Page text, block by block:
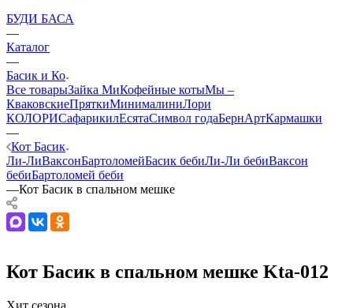
БУДИ БАСА
—
Каталог
—
Басик и Ко
Все товарыЗайка МиКофейные котыМы –
КваковскиеПряткиМинималиниЛори
КОЛОРИСафарикилЕсятаСимвол годаБернАртКармашки
—
Кот Басик
Ли-ЛиВаксонБартоломейБасик бебиЛи-Ли бебиВаксон
бебиБартоломей беби
—Кот Басик в спальном мешке
Кот Басик в спальном мешке Kta-012
Хит сезона